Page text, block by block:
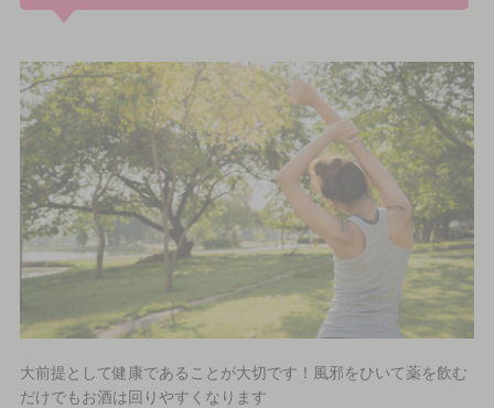
大前提として健康であることが大切です！風邪をひいて薬を飲む
だけでもお酒は回りやすくなります